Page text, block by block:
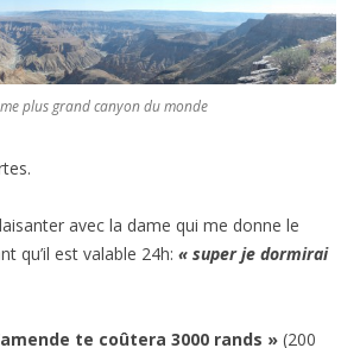
plus grand canyon du monde
avec la dame qui me donne le
qu’il est valable 24h: « super je dormirai
te coûtera 3000 rands » (200